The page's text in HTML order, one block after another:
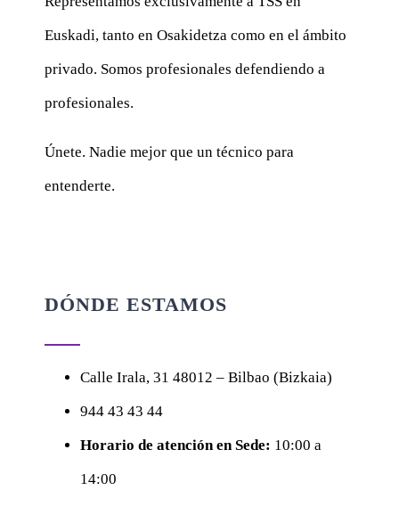
Euskadi, tanto en Osakidetza como en el ámbito
privado. Somos profesionales defendiendo a
profesionales.
Únete. Nadie mejor que un técnico para
entenderte.
DÓNDE ESTAMOS
Calle Irala, 31 48012 – Bilbao (Bizkaia)
944 43 43 44
Horario de atención en Sede: 10:00 a
14:00